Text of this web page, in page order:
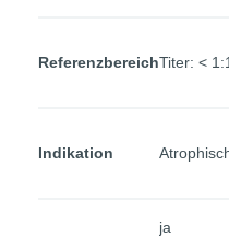
ReferenzbereichTiter: <
Indikation
ja